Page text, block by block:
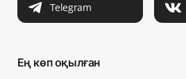
Telegram
Ең көп оқылған